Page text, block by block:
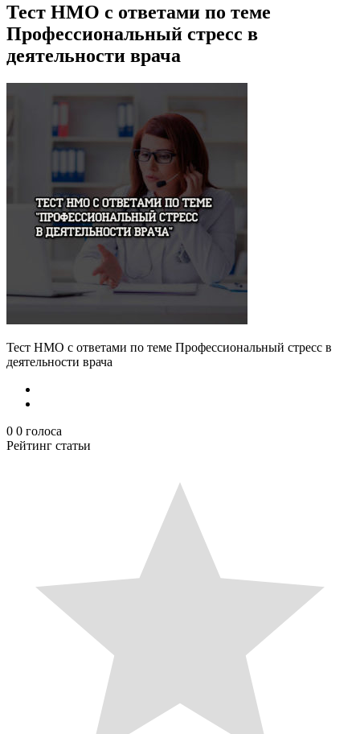
Тест НМО с ответами по теме
Профессиональный стресс в
деятельности врача
Тест НМО с ответами по теме Профессиональный стресс в
деятельности врача
0 0 голоса
Рейтинг статьи